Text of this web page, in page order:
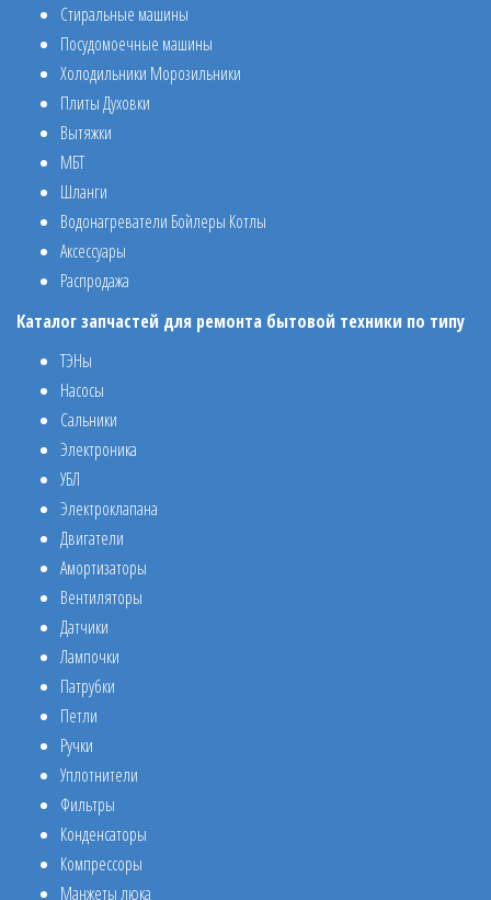
Стиральные машины
Посудомоечные машины
Холодильники Морозильники
Плиты Духовки
Вытяжки
МБТ
Шланги
Водонагреватели Бойлеры Котлы
Аксессуары
Распродажа
Каталог запчастей для ремонта бытовой техники по типу
ТЭНы
Насосы
Сальники
Электроника
УБЛ
Электроклапана
Двигатели
Амортизаторы
Вентиляторы
Датчики
Лампочки
Патрубки
Петли
Ручки
Уплотнители
Фильтры
Конденсаторы
Компрессоры
Манжеты люка